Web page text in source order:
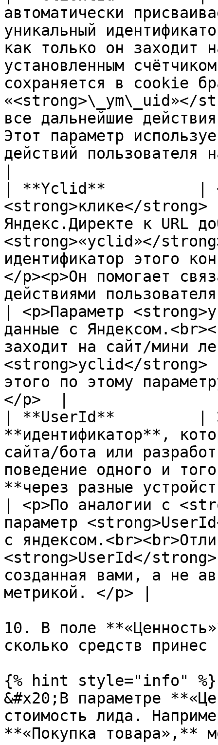
автоматически
уникальный
как только он заходит
установленным
сохраняется в cookie
«<strong>\_ym\_uid»</
все дальнейшие
Этот параметр
действий пользователя
| **Yclid**          |
<strong>клике</strong>
Яндекс.Директе к URL
<strong>«yclid»</
идентификатор этого
</p><p>Он помогает
действиями
| <p>Параметр
данные с
заходит на сайт/мини
<strong>yclid</strong>
этого по этому
</p>  |
| **UserId**         |
**идентификатор**,
сайта/бота или
поведение одного и
**через разные
| <p>По аналогии с
параметр
с
<strong>UserId</strong>
созданная вами, а не
метрикой. </p> |
10. В поле
сколько средств
{% hint style="info" %}
&#x20;В параметре
стоимость лида.
**«Покупка товара»,**